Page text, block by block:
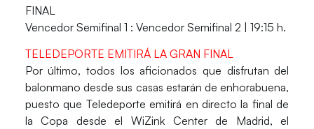
FINAL
Vencedor Semifinal 1 : Vencedor Semifinal 2 | 19:15 h.
TELEDEPORTE EMITIRÁ LA GRAN FINAL
Por último, todos los aficionados que disfrutan del
balonmano desde sus casas estarán de enhorabuena,
puesto que Teledeporte emitirá en directo la final de
la Copa desde el WiZink Center de Madrid, el